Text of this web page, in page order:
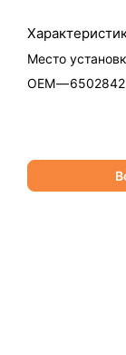
Место
OEM—